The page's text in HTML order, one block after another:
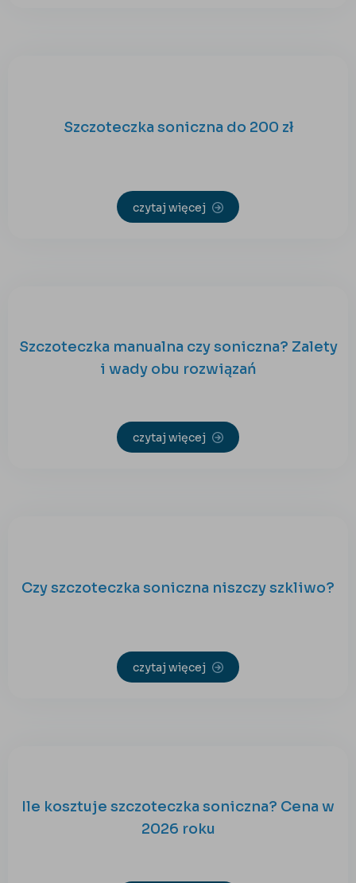
Szczoteczka soniczna do 200 zł
czytaj więcej
Szczoteczka manualna czy soniczna? Zalety
i wady obu rozwiązań
czytaj więcej
Czy szczoteczka soniczna niszczy szkliwo?
czytaj więcej
Ile kosztuje szczoteczka soniczna? Cena w
2026 roku